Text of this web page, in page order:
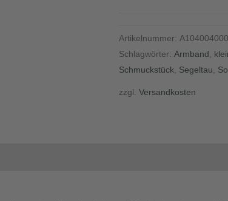
Artikelnummer: A104004000
Schlagwörter:Armband
Schmuckstück Segeltau
zzgl.Versandkosten